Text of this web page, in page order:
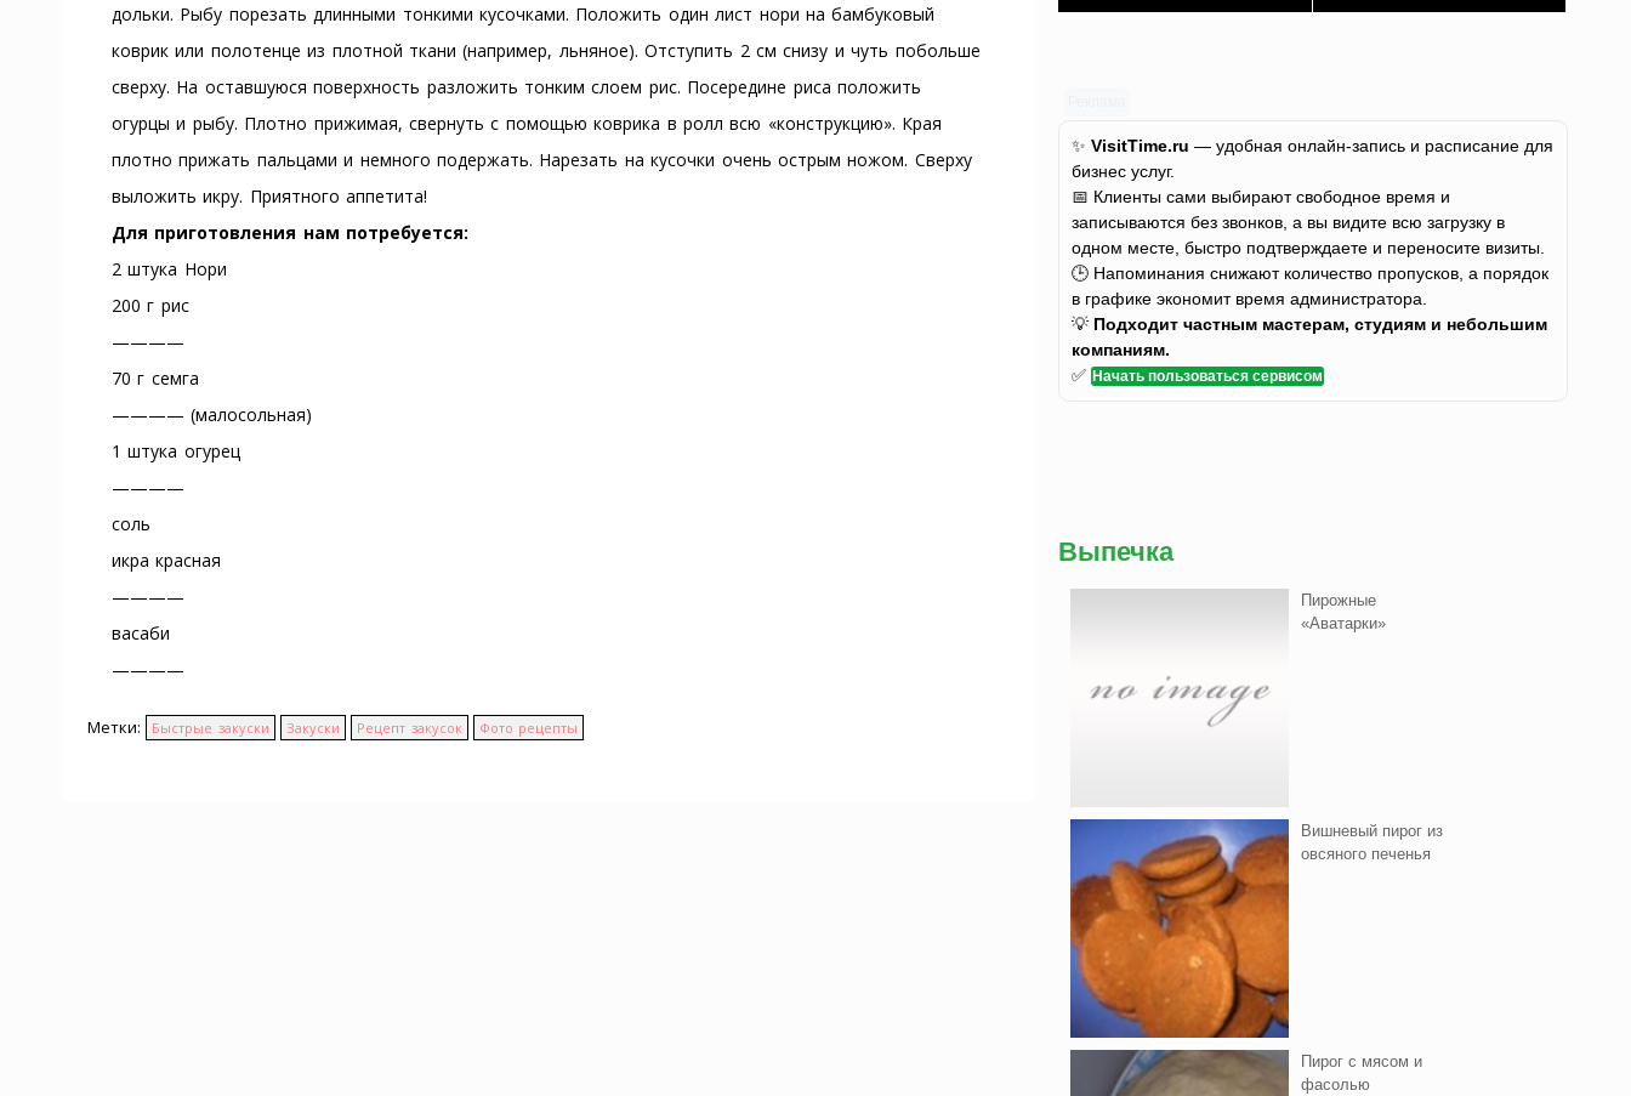
дольки. Рыбу порезать длинными тонкими кусочками. Положить один лист нори на бамбуковый
коврик или полотенце из плотной ткани (например, льняное). Отступить 2 см снизу и чуть побольше
сверху. На оставшуюся поверхность разложить тонким слоем рис. Посередине риса положить
огурцы и рыбу. Плотно прижимая, свернуть с помощью коврика в ролл всю «конструкцию». Края
плотно прижать пальцами и немного подержать. Нарезать на кусочки очень острым ножом. Сверху
выложить икру. Приятного аппетита!
Для приготовления нам потребуется:
2 штука Нори
200 г рис
————
70 г семга
———— (малосольная)
1 штука огурец
————
соль
икра красная
————
васаби
————
Метки: Быстрые закуски Закуски Рецепт закусок Фото рецепты
✨ VisitTime.ru — удобная онлайн-запись и расписание для
бизнес услуг.
📅 Клиенты сами выбирают свободное время и
записываются без звонков, а вы видите всю загрузку в
одном месте, быстро подтверждаете и переносите визиты.
🕒 Напоминания снижают количество пропусков, а порядок
в графике экономит время администратора.
💡 Подходит частным мастерам, студиям и небольшим
компаниям.
✅ Начать пользоваться сервисом
Выпечка
Пирожные
«Аватарки»
Вишнeвый пирог из
овсяного печенья
Пирог с мясом и
фасолью